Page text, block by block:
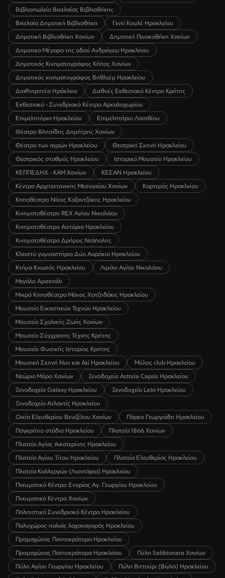
Βιβλιοπωλείο Βικελαίας Βιβλιοθήκης
Βικελαία Δημοτική Βιβλιοθήκη
Γεντί Κουλέ Ηρακλείου
Δημοτική Βιβλιοθήκη Χανίων
Δημοτική Πινακοθήκη Χανίων
Δημοτικό Μέγαρο της οδού Ανδρόγεω Ηρακλείου
Δημοτικός Κινηματογράφος Κήπος Χανίων
Δημοτικός κινηματογράφος Βηθλεέμ Ηρακλείου
ΔιαRτηρητέο Ηράκλειο
Διεθνές Εκθεσιακό Κέντρο Κρήτης
Εκθεσιακό - Συνεδριακό Κέντρο Αρκαλοχωρίου
Επιμελητήριο Ηρακλείου
Επιμελητήριο Λασιθίου
Θέατρο Βλησίδης Δημήτρης Χανίων
Θέατρο των αγρών Ηρακλείου
Θεατρική Σκηνή Ηρακλείου
Θεατρικός σταθμός Ηρακλείου
Ιστορικό Μουσείο Ηρακλείου
ΚΕΠΠΕΔΗΧ - ΚΑΜ Χανίων
ΚΕΣΑΝ Ηρακλείου
Κέντρο Αρχιτεκτονικής Μεσογείου Χανίων
Καρτερός Ηρακλείου
Κηποθέατρο Νίκος Καζαντζάκης Ηρακλείου
Κινηματοθέατρο REX Αγίου Νικολάου
Κινηματοθέατρο Αστόρια Ηρακλείου
Κινηματοθέατρο Δρήρος Νεάπολης
Κλειστό γυμναστήριο Δύο Αοράκια Ηρακλείου
Κτήμα Κνωσός Ηρακλείου
Λιμάνι Αγίου Νικολάου
Μεγάλο Αρσενάλι
Μικρό Κηποθέατρο Μάνος Χατζηδάκις Ηρακλείου
Μουσείο Εικαστικών Τεχνών Ηρακλείου
Μουσείο Σχολικής Ζωής Χανίων
Μουσείο Σύγχρονης Τέχνης Κρήτης
Μουσείο Φυσικής Ιστορίας Κρήτης
Μουσική Σκηνή Νυν και Αεί Ηρακλείου
Μύλος club Ηρακλείου
Νεώριο Μόρο Χανίων
Ξενοδοχείο Astoria Capsis Ηρακλείου
Ξενοδοχείο Galaxy Ηρακλείου
Ξενοδοχείο Lato Ηρακλείου
Ξενοδοχείο Ατλαντίς Ηρακλείου
Οικία Ελευθερίου Βενιζέλου Χανίων
Πάρκο Γεωργιάδη Ηρακλείου
Παγκρήτιο στάδιο Ηρακλείου
Πλατεία 1866 Χανίων
Πλατεία Αγίας Αικατερίνης Ηρακλείου
Πλατεία Αγίου Τίτου Ηρακλείου
Πλατεία Ελευθερίας Ηρακλείου
Πλατεία Καλλεργών (Λιοντάρια) Ηρακλείου
Πνευματικό Κέντρο Ενορίας Αγ. Γεωργίου Ηρακλείου
Πνευματικό Κέντρο Χανίων
Πολιτιστικό Συνεδριακό Κέντρο Ηρακλείου
Πολυχώρος παλιάς λαχαναγοράς Ηρακλείου
Προμαχώνας Παντοκράτορα Ηρακλείου
Προμαχώνας Παντοκράτορα Ηρακλείου
Πύλη Sabbionara Χανίων
Πύλη Αγίου Γεωργίου Ηρακλείου
Πύλη Βιττούρι (Βίγλα) Ηρακλείου